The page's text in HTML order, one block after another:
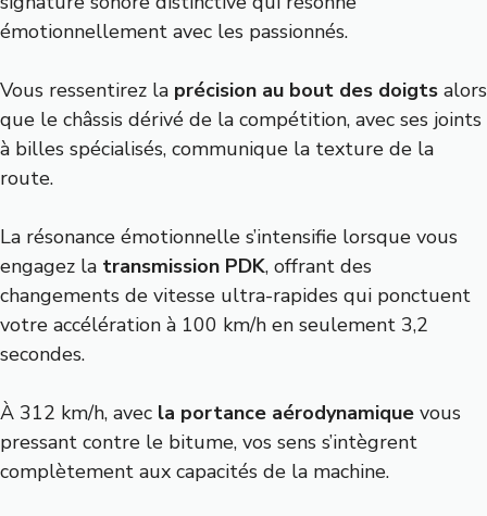
émotionnellement avec les passionnés.
Vous ressentirez la précision au bout des doigts alors
que le châssis dérivé de la compétition, avec ses joints
à billes spécialisés, communique la texture de la
route.
La résonance émotionnelle s’intensifie lorsque vous
engagez la transmission PDK, offrant des
changements de vitesse ultra-rapides qui ponctuent
votre accélération à 100 km/h en seulement 3,2
secondes.
À 312 km/h, avec la portance aérodynamique vous
pressant contre le bitume, vos sens s’intègrent
complètement aux capacités de la machine.